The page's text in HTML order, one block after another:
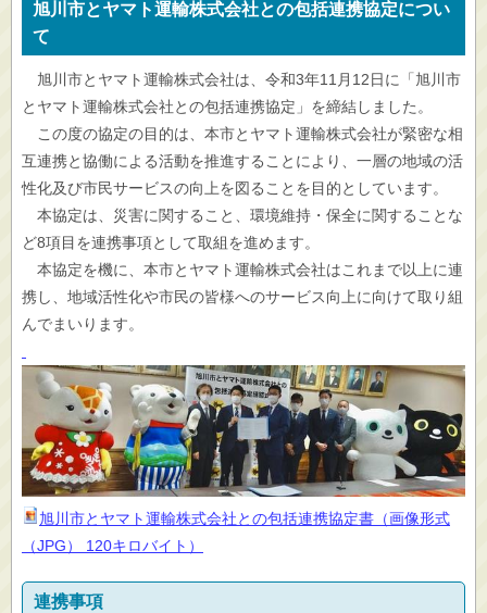
旭川市とヤマト運輸株式会社との包括連携協定につい
て
旭川市とヤマト運輸株式会社は、令和3年11月12日に「旭川市
とヤマト運輸株式会社との包括連携協定」を締結しました。
この度の協定の目的は、本市とヤマト運輸株式会社が緊密な相
互連携と協働による活動を推進することにより、一層の地域の活
性化及び市民サービスの向上を図ることを目的としています。
本協定は、災害に関すること、環境維持・保全に関することな
ど8項目を連携事項として取組を進めます。
本協定を機に、本市とヤマト運輸株式会社はこれまで以上に連
携し、地域活性化や市民の皆様へのサービス向上に向けて取り組
んでまいります。
旭川市とヤマト運輸株式会社との包括連携協定書（画像形式
（JPG） 120キロバイト）
連携事項